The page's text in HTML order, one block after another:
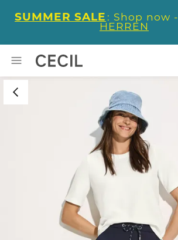
SUMMER SALE : Shop now -
HERREN